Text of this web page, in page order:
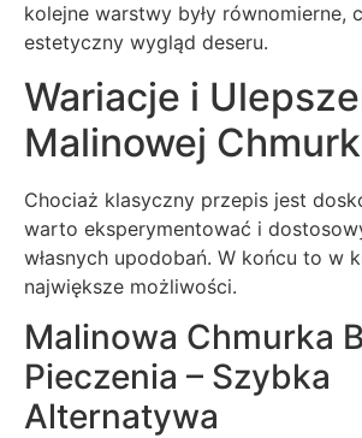
kolejne warstwy były równomierne,
estetyczny wygląd deseru.
Wariacje i
Malinowej
Chociaż klasyczny przepis jest
warto eksperymentować i
własnych upodobań. W końcu to w
największe możliwości.
Malinowa Chmurka
Pieczenia – Szybka
Alternatywa